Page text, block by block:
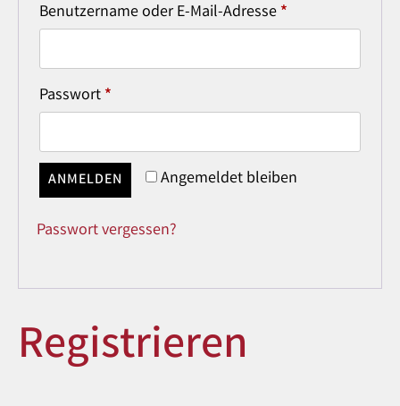
Benutzername oder E-Mail-Adresse*
Passwort*
Angemeldet bleiben
ANMELDEN
Passwort vergessen?
Registrieren